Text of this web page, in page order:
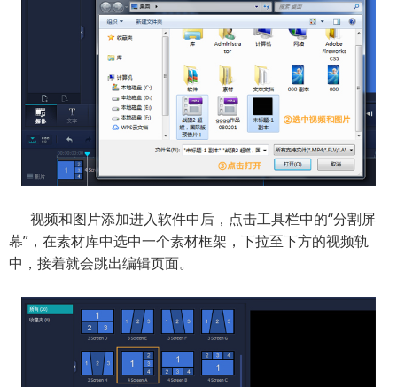
视频和图片添加进入软件中后，点击工具栏中的“分割屏
幕”，在素材库中选中一个素材框架，下拉至下方的视频轨
中，接着就会跳出编辑页面。